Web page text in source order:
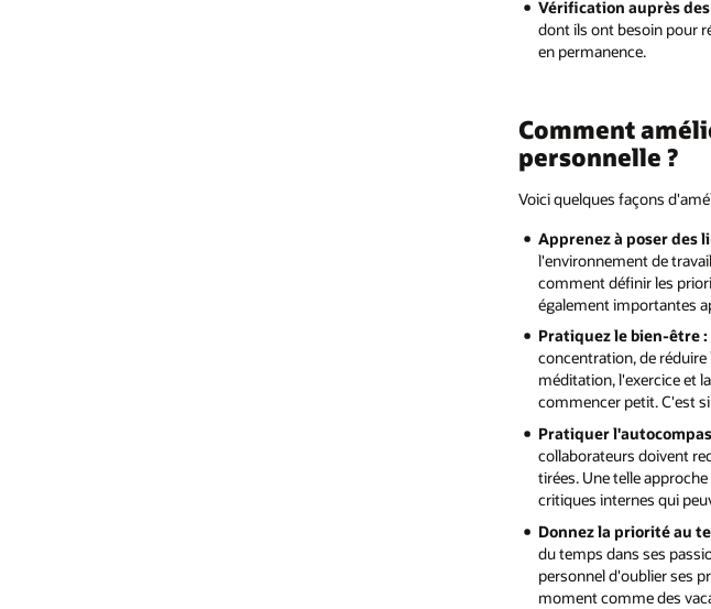
Vérification auprès
dont ils ont besoin pour
en permanence.
Comment
personnelle ?
Voici quelques façons
Apprenez à poser des
l'environnement de
comment définir les
également importantes
Pratiquez le bien-être :
concentration, de
méditation, l'exercice et
commencer petit. C'est
Pratiquer
collaborateurs doivent
tirées. Une telle
critiques internes qui
Donnez la priorité au
du temps dans ses
personnel d'oublier ses
moment comme des